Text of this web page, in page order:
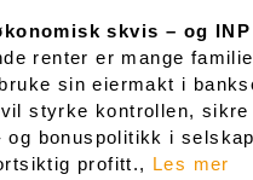
skvis – og
renter er mange
sin eiermakt i
styrke kontrollen,
bonuspolitikk i
profitt., Les mer